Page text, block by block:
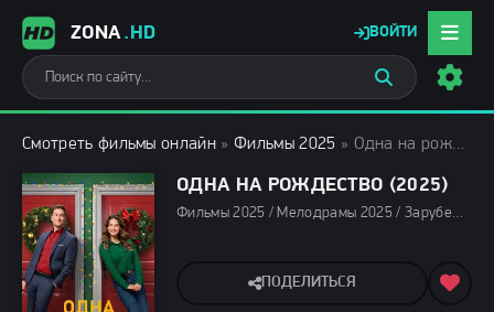
ZONA.HD ВОЙТИ
Смотреть фильмы онлайн » Фильмы 2025 » Одна на рождество (2025)
ОДНА НА РОЖДЕСТВО (2025)
Фильмы 2025 / Мелодрамы 2025 / Зарубежные фильмы 2025 / Фильмы декабря 2025 / Новинки кино 2025 / Последние фильмы 2025 / Новогодние фильмы / Смотреть фильмы онлайн
ПОДЕЛИТЬСЯ